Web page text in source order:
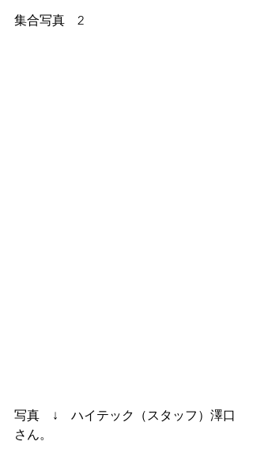
集合写真　2
写真　↓　ハイテック（スタッフ）澤口
さん。